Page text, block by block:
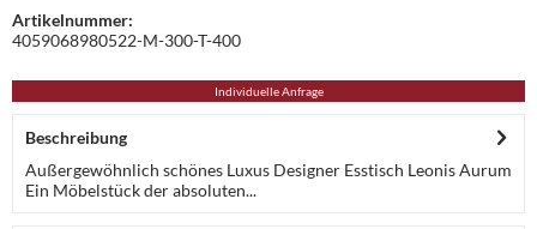
Artikelnummer:
4059068980522-M-300-T-400
Individuelle Anfrage
Beschreibung
Außergewöhnlich schönes Luxus Designer Esstisch Leonis Aurum
Ein Möbelstück der absoluten...